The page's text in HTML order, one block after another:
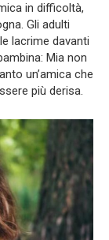
in difficoltà,
Gli adulti
lacrime davanti
Mia non
un’amica che
più derisa.